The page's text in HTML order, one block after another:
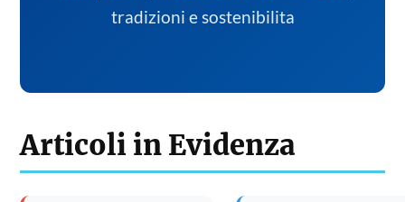
tradizioni e sostenibilita
Articoli in Evidenza